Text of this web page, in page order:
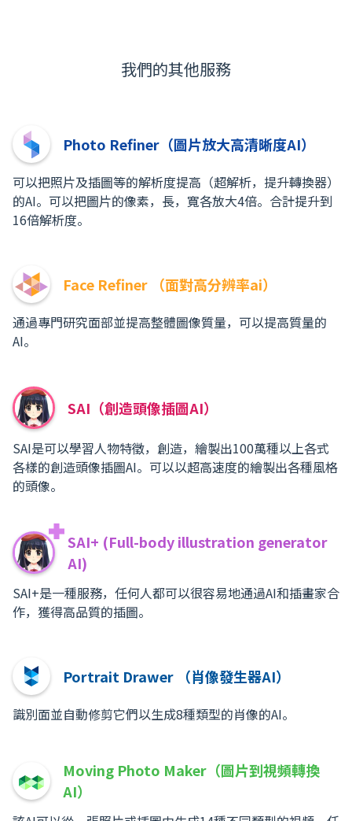
我們的其他服務
Photo Refiner（圖片放大高清晰度AI）
可以把照片及插圖等的解析度提高（超解析，提升轉換器）
的AI。可以把圖片的像素，長，寬各放大4倍。合計提升到
16倍解析度。
Face Refiner （面對高分辨率ai）
通過專門研究面部並提高整體圖像質量，可以提高質量的
AI。
SAI（創造頭像插圖AI）
SAI是可以學習人物特徵，創造，繪製出100萬種以上各式
各樣的創造頭像插圖AI。可以以超高速度的繪製出各種風格
的頭像。
SAI+ (Full-body illustration generator
AI)
SAI+是一種服務，任何人都可以很容易地通過AI和插畫家合
作，獲得高品質的插圖。
Portrait Drawer （肖像發生器AI）
識別面並自動修剪它們以生成8種類型的肖像的AI。
Moving Photo Maker（圖片到視頻轉換
AI）